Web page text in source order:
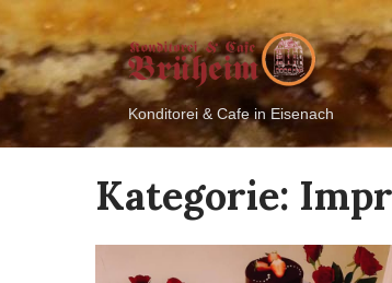
Konditorei & Cafe in Eisenach
Kategorie: